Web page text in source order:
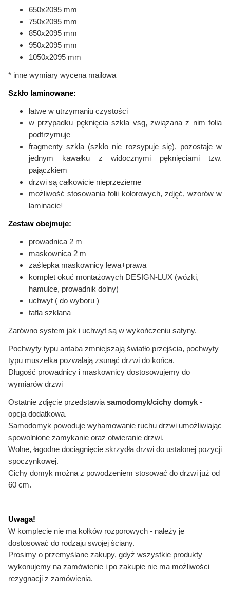
650x2095 mm
750x2095 mm
850x2095 mm
950x2095 mm
1050x2095 mm
* inne wymiary wycena mailowa
Szkło laminowane:
łatwe w utrzymaniu czystości
w przypadku pęknięcia szkła vsg, związana z nim folia
podtrzymuje
fragmenty szkła (szkło nie rozsypuje się), pozostaje w
jednym kawałku z widocznymi pęknięciami tzw.
pajączkiem
drzwi są całkowicie nieprzezierne
możliwość stosowania folii kolorowych, zdjęć, wzorów w
laminacie!
Zestaw obejmuje:
prowadnica 2 m
maskownica 2 m
zaślepka maskownicy lewa+prawa
komplet okuć montażowych DESIGN-LUX (wózki,
hamulce, prowadnik dolny)
uchwyt ( do wyboru )
tafla szklana
Zarówno system jak i uchwyt są w wykończeniu satyny.
Pochwyty typu antaba zmniejszają światło przejścia, pochwyty
typu muszelka pozwalają zsunąć drzwi do końca.
Długość prowadnicy i maskownicy dostosowujemy do
wymiarów drzwi
Ostatnie zdjęcie przedstawia samodomyk/cichy domyk -
opcja dodatkowa.
Samodomyk powoduje wyhamowanie ruchu drzwi umożliwiając
spowolnione zamykanie oraz otwieranie drzwi.
Wolne, łagodne dociągnięcie skrzydła drzwi do ustalonej pozycji
spoczynkowej.
Cichy domyk można z powodzeniem stosować do drzwi już od
60 cm.
Uwaga!
W komplecie nie ma kołków rozporowych - należy je
dostosować do rodzaju swojej ściany.
Prosimy o przemyślane zakupy, gdyż wszystkie produkty
wykonujemy na zamówienie i po zakupie nie ma możliwości
rezygnacji z zamówienia.